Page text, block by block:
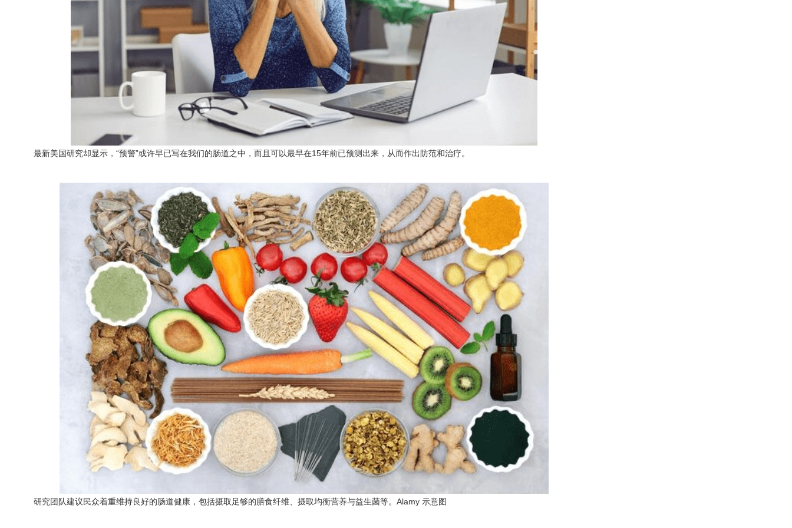
最新美国研究却显示，“预警”或许早已写在我们的肠道之中，而且可以最早在15年前已预测出来，从而作出防范和治疗。
研究团队建议民众着重维持良好的肠道健康，包括摄取足够的膳食纤维、摄取均衡营养与益生菌等。Alamy 示意图